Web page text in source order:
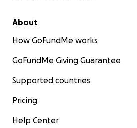
About
How GoFundMe works
GoFundMe Giving Guarantee
Supported countries
Pricing
Help Center